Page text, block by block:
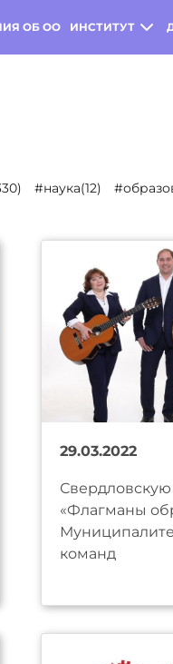
ОБ ОО ИНСТИТУТ
#наука(12)
29.03.2022
Свердловскую
«Флагманы
команд